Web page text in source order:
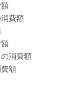
費額
消費額
額